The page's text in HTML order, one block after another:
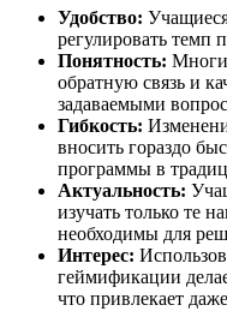
Удобство:
регулировать темп
Понятность:
обратную связь и
задаваемыми
Гибкость:
вносить гораздо
программы в
Актуальность:
изучать только те
необходимы для
Интерес:
геймификации
что привлекает